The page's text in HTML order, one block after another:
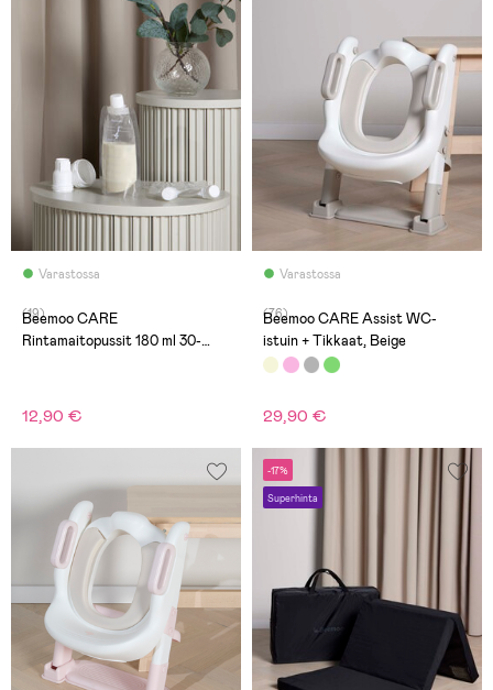
Varastossa
(19)
Beemoo CARE
Rintamaitopussit 180 ml 30-
12,90 €
Varastossa
(76)
Beemoo CARE Assist WC-
istuin + Tikkaat, Beige
29,90 €
-17%
Superhinta